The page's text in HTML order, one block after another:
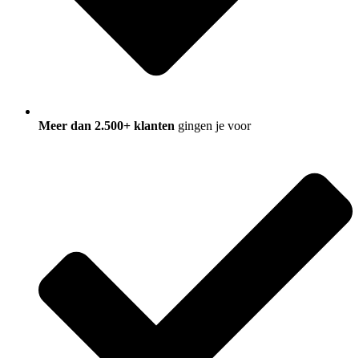
Meer dan 2.500+ klanten gingen je voor